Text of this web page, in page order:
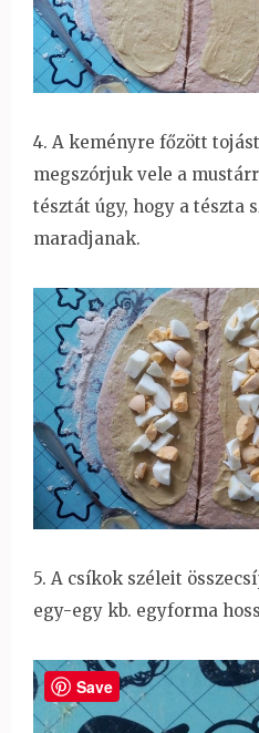
4. A keményre főzött
megszórjuk vele a
tésztát úgy, hogy a tészta
maradjanak.
5. A csíkok széleit
egy-egy kb. egyforma
Save